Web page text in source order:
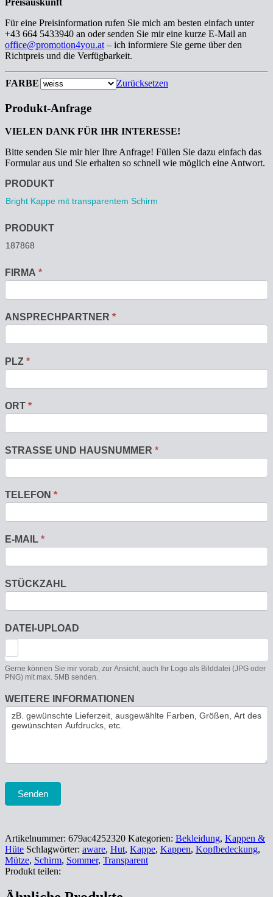
Für eine Preisinformation rufen Sie mich am besten einfach unter
+43 664 5433940 an oder senden Sie mir eine kurze E-Mail an
office@promotion4you.at – ich informiere Sie gerne über den
Richtpreis und die Verfügbarkeit.
FARBE Zurücksetzen
Produkt-Anfrage
VIELEN DANK FÜR IHR INTERESSE!
Bitte senden Sie mir hier Ihre Anfrage! Füllen Sie dazu einfach das
Formular aus und Sie erhalten so schnell wie möglich eine Antwort.
Anfrage
PRODUKT
PRODUKT
FIRMA *
ANSPRECHPARTNER *
PLZ *
ORT *
STRASSE UND HAUSNUMMER *
TELEFON *
E-MAIL *
STÜCKZAHL
DATEI-UPLOAD
Gerne können Sie mir vorab, zur Ansicht, auch Ihr Logo als Bilddatei (JPG oder
PNG) mit max. 5MB senden.
WEITERE INFORMATIONEN
Senden
Artikelnummer: 679ac4252320 Kategorien: Bekleidung, Kappen &
Hüte Schlagwörter: aware, Hut, Kappe, Kappen, Kopfbedeckung,
Mütze, Schirm, Sommer, Transparent
Produkt teilen: